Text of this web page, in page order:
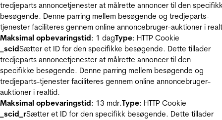
tredjeparts annoncetjenester at målrette annoncer til den
besøgende. Denne parring mellem besøgende og tredjeparts-
tjenester faciliteres gennem online annoncebruger-auktioner i
Maksimal opbevaringstid: 1 dagType: HTTP Cookie
_scidSætter et ID for den specifikke besøgende. Dette tillader
tredjeparts annoncetjenester at målrette annoncer til den
specifikke besøgende. Denne parring mellem besøgende og
tredjeparts-tjenester faciliteres gennem online annoncebruger-
auktioner i realtid.
Maksimal opbevaringstid: 13 mdr.Type: HTTP Cookie
_scid_rSætter et ID for den specifikk besøgende. Dette tillader